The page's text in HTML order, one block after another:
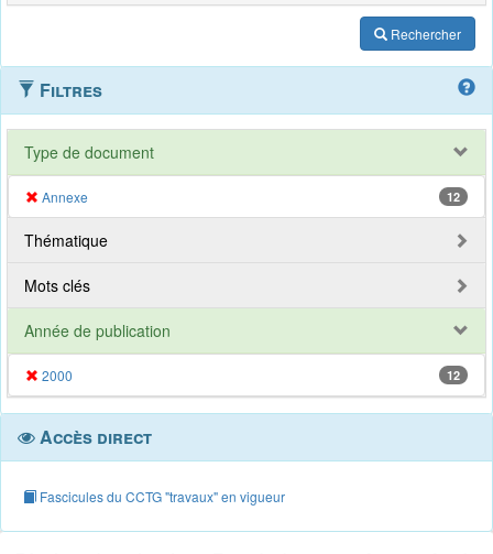
Rechercher
Filtres
Type de document
Annexe 12
Thématique
Mots clés
Année de publication
2000 12
Accès direct
Fascicules du CCTG "travaux" en vigueur